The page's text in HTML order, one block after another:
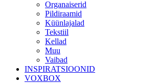
Organaiserid
Pildiraamid
Küünlajalad
Tekstiil
Kellad
Muu
Vaibad
INSPIRATSIOONID
VOXBOX